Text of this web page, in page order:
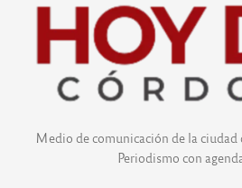
Medio de comunicación de la ciudad
Periodismo con